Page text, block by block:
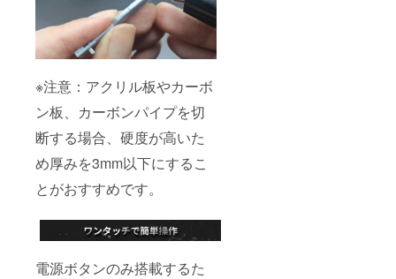
※注意：アクリル板やカーボ
ン板、カーボンパイプを切
断する場合、硬度が高いた
め厚みを3mm以下にするこ
とがおすすめです。
電源ボタンのみ搭載するた